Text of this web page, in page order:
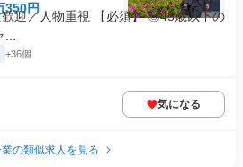
350円
迎／人物重視 【必須】 ◎45歳以下の
+36個
気になる
の類似求人を見る